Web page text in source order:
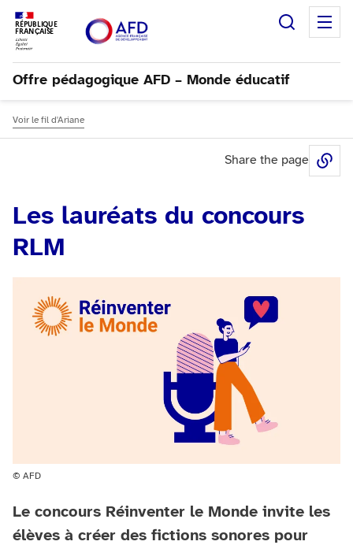
RÉPUBLIQUE
FRANÇAISE
Offre pédagogique AFD – Monde éducatif
Voir le fil d'Ariane
Share the page
Les lauréats du concours
RLM
© AFD
Le concours Réinventer le Monde invite les
élèves à créer des fictions sonores pour